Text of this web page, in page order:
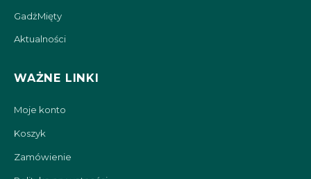
GadżMięty
Aktualności
WAŻNE LINKI
Moje konto
Koszyk
Zamówienie